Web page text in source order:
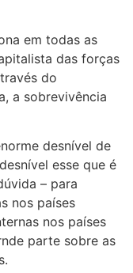
em todas as
das forças
do
a sobrevivência
desnível de
esse que é
– para
nos países
nos países
parte sobre as